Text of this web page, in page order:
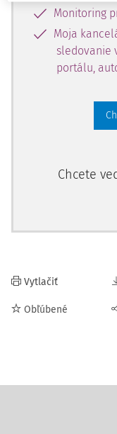
Monitoring
Moja
sledovanie
portálu,
Chcete
Vytlačiť
Obľúbené